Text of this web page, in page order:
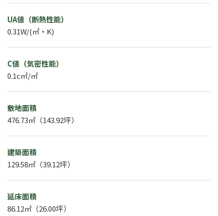
UA値（断熱性能）
0.31W/(㎡・K)
C値（気密性能）
0.1c㎡/㎡
敷地面積
476.73㎡（143.92坪）
建築面積
129.58㎡（39.12坪）
延床面積
86.12㎡（26.00坪）